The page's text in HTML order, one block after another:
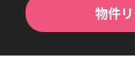
物件